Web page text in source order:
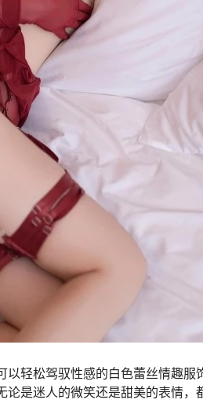
轻松驾驭性感的白色蕾丝情趣
是迷人的微笑还是甜美的表情，